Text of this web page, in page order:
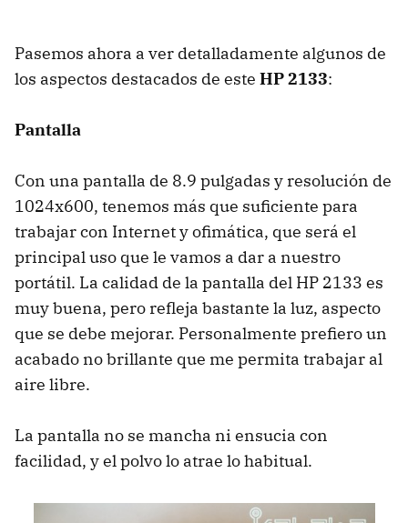
Pasemos ahora a ver detalladamente algunos de
los aspectos destacados de este HP 2133:
Pantalla
Con una pantalla de 8.9 pulgadas y resolución de
1024x600, tenemos más que suficiente para
trabajar con Internet y ofimática, que será el
principal uso que le vamos a dar a nuestro
portátil. La calidad de la pantalla del HP 2133 es
muy buena, pero refleja bastante la luz, aspecto
que se debe mejorar. Personalmente prefiero un
acabado no brillante que me permita trabajar al
aire libre.
La pantalla no se mancha ni ensucia con
facilidad, y el polvo lo atrae lo habitual.